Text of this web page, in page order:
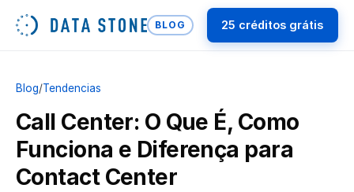
BLOG 25 créditos grátis
Blog/Tendencias
Call Center: O Que É, Como
Funciona e Diferença para
Contact Center